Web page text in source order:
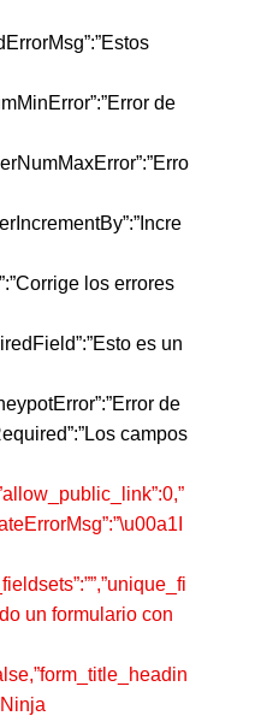
de
los errores
es un
de
campos
un formulario con